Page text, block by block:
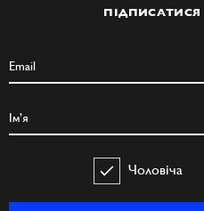
ПІДПИСАТИСЯ
Чоловіча